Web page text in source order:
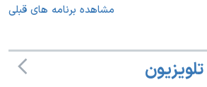
مشاهده برنامه های قبلی